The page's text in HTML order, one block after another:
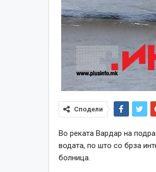
Сподели
Во реката Вардар на
водата, по што со брза
болница.